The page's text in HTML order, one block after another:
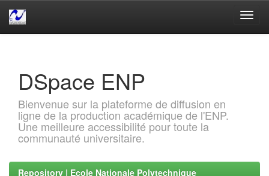
DSpace ENP
Bienvenue sur la plateforme de diffusion en
ligne de la production académique de l'ENP.
Une meilleure accessibilité pour toute la
communauté universitaire.
Repository | Ecole Nationale Polytechnique